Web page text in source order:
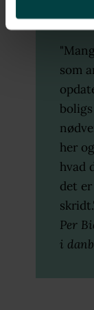
som
her
hvad
det
Per
i